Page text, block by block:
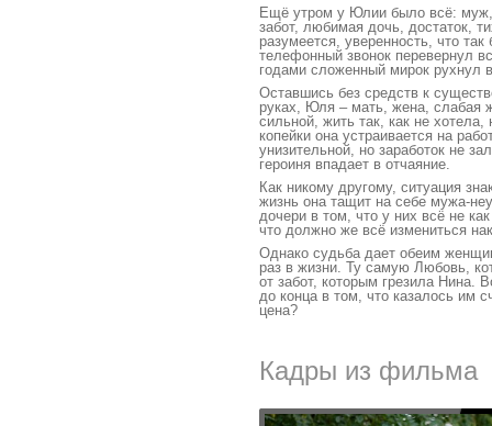
Ещё утром у Юлии было всё:
забот, любимая дочь, достаток,
разумеется, уверенность, что
телефонный звонок перевернул
годами сложенный мирок рухнул
Оставшись без средств к
руках, Юля – мать, жена, слабая
сильной, жить так, как не
копейки она устраивается на
унизительной, но заработок не
героиня впадает в отчаяние.
Как никому другому, ситуация
жизнь она тащит на себе мужа-
дочери в том, что у них всё не
что должно же всё измениться
Однако судьба дает обеим
раз в жизни. Ту самую Любовь,
от забот, которым грезила Нина.
до конца в том, что казалось им
цена?
Кадры из фильма